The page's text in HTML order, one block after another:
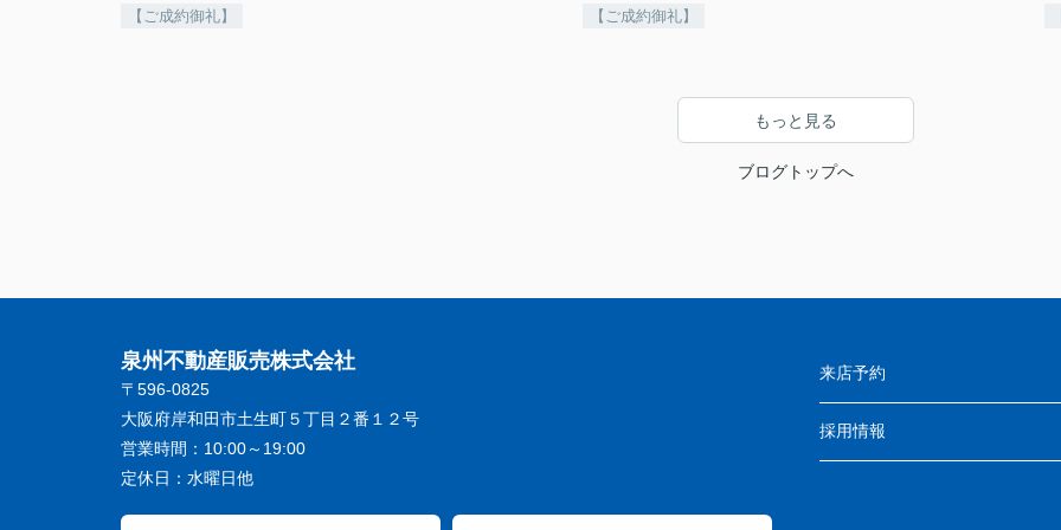
【ご成約御礼】 【ご成約御礼】
もっと見る
ブログトップへ
泉州不動産販売株式会社
〒596-0825
大阪府岸和田市土生町５丁目２番１２号
営業時間： 10:00～19:00
定休日： 水曜日他
来店予約
採用情報